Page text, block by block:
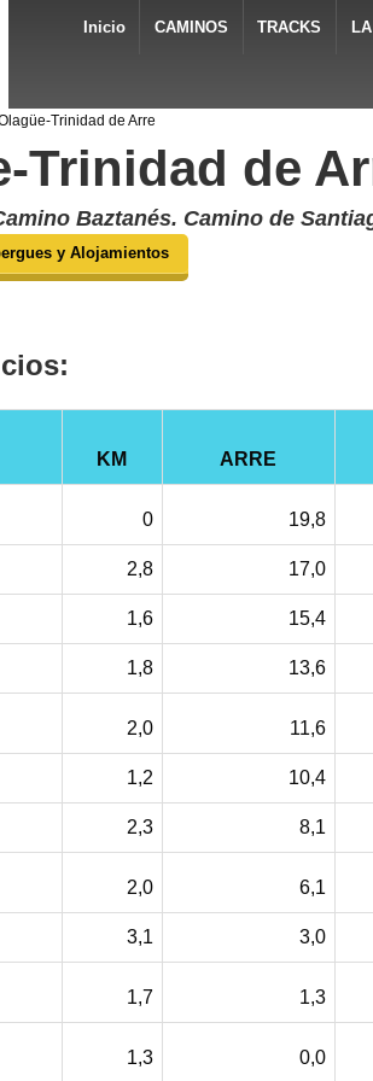
Inicio CAMINOS TRACKS
Trinidad de Arre
Trinidad de
Baztanés. Camino de
y Alojamientos
KM ARRE
0 19,8
2,8 17,0
1,6 15,4
1,8 13,6
2,0 11,6
1,2 10,4
2,3 8,1
2,0 6,1
3,1 3,0
1,7 1,3
1,3 0,0